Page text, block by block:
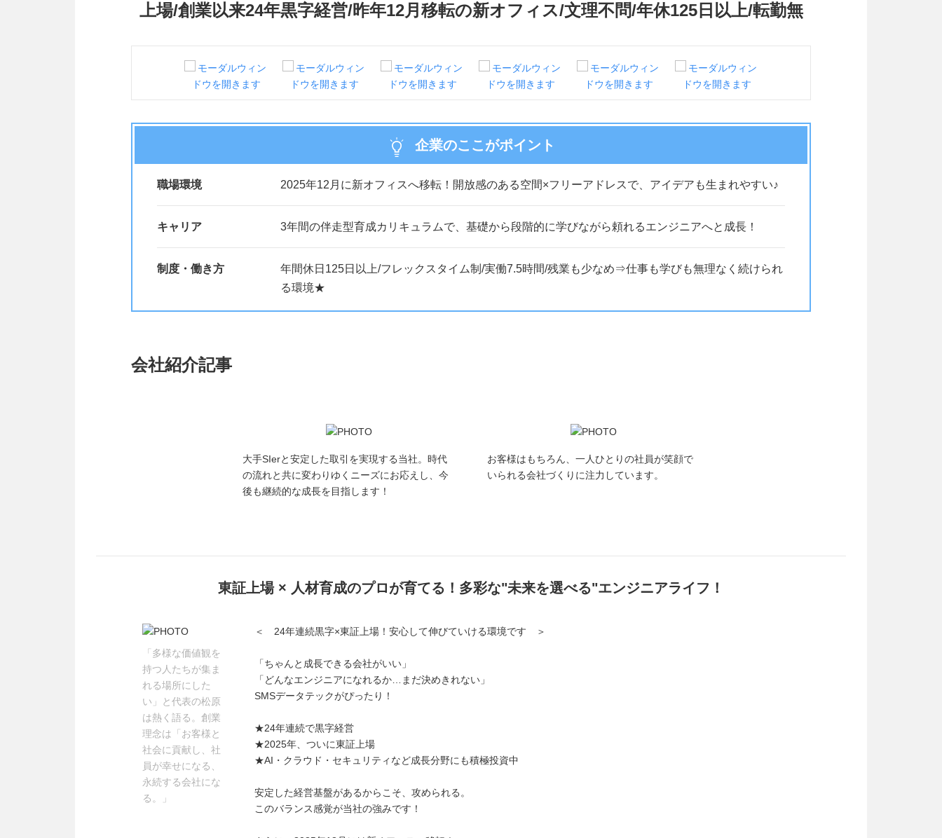
上場/創業以来24年黒字経営/昨年12月移転の新オフィス/文理不問/年休125日以上/転勤無
企業のここがポイント
職場環境 2025年12月に新オフィスへ移転！開放感のある空間×フリーアドレスで、アイデアも生まれやすい♪
キャリア 3年間の伴走型育成カリキュラムで、基礎から段階的に学びながら頼れるエンジニアへと成長！
制度・働き方
年間休日125日以上/フレックスタイム制/実働7.5時間/残業も少なめ⇒仕事も学びも無理なく続けられ
る環境★
会社紹介記事
大手SIerと安定した取引を実現する当社。時代
の流れと共に変わりゆくニーズにお応えし、今
後も継続的な成長を目指します！
お客様はもちろん、一人ひとりの社員が笑顔で
いられる会社づくりに注力しています。
東証上場 × 人材育成のプロが育てる！多彩な"未来を選べる"エンジニアライフ！
「多様な価値観を
持つ人たちが集ま
れる場所にした
い」と代表の松原
は熱く語る。創業
理念は「お客様と
社会に貢献し、社
員が幸せになる、
永続する会社にな
る。」
＜ 24年連続黒字×東証上場！安心して伸びていける環境です ＞
「ちゃんと成長できる会社がいい」
「どんなエンジニアになれるか…まだ決めきれない」
SMSデータテックがぴったり！
★24年連続で黒字経営
★2025年、ついに東証上場
★AI・クラウド・セキュリティなど成長分野にも積極投資中
安定した経営基盤があるからこそ、攻められる。
このバランス感覚が当社の強みです！